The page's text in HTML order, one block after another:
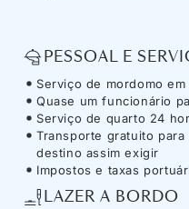
PESSOAL E
Serviço de mordomo
Quase um funcionário
Serviço de quarto 24
Transporte gratuito
destino assim exigir
Impostos e taxas
LAZER A BORDO